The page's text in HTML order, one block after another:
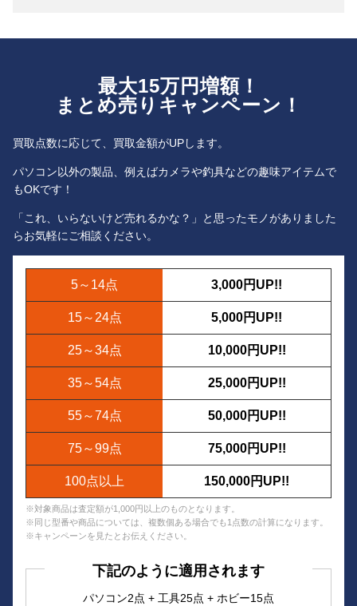
最大15万円増額！
まとめ売りキャンペーン！
買取点数に応じて、買取金額がUPします。
パソコン以外の製品、例えばカメラや釣具などの趣味アイテムで
もOKです！
「これ、いらないけど売れるかな？」と思ったモノがありました
らお気軽にご相談ください。
5～14点 3,000円UP!!
15～24点 5,000円UP!!
25～34点 10,000円UP!!
35～54点 25,000円UP!!
55～74点 50,000円UP!!
75～99点 75,000円UP!!
100点以上 150,000円UP!!
※対象商品は査定額が1,000円以上のものとなります。
※同じ型番や商品については、複数個ある場合でも1点数の計算になります。
※キャンペーンを見たとお伝えください。
下記のように適用されます
パソコン2点 + 工具25点 + ホビー15点